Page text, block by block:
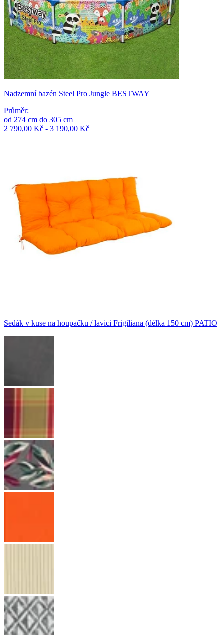
Nadzemní bazén Steel Pro Jungle BESTWAY
Průměr:
od 274 cm do 305 cm
2 790,00 Kč - 3 190,00 Kč
Sedák v kuse na houpačku / lavici Frigiliana (délka 150 cm) PATIO